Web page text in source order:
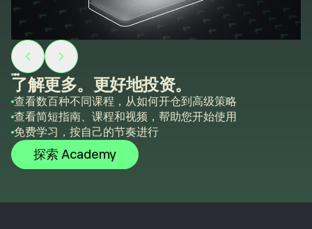
了解更多。更好地投资。
查看数百种不同课程，从如何开仓到高级策略
查看简短指南、课程和视频，帮助您开始使用
免费学习，按自己的节奏进行
探索 Academy